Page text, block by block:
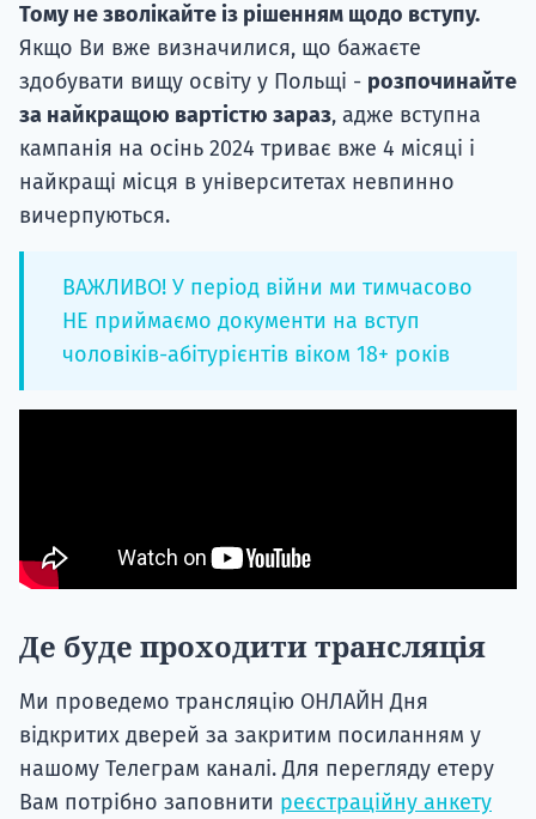
Тому не зволікайте із рішенням щодо вступу.
Якщо Ви вже визначилися, що бажаєте
здобувати вищу освіту у Польщі - розпочинайте
за найкращою вартістю зараз, адже вступна
кампанія на осінь 2024 триває вже 4 місяці і
найкращі місця в університетах невпинно
вичерпуються.
ВАЖЛИВО! У період війни ми тимчасово
НЕ приймаємо документи на вступ
чоловіків-абітурієнтів віком 18+ років
Де буде проходити трансляція
Ми проведемо трансляцію ОНЛАЙН Дня
відкритих дверей за закритим посиланням у
нашому Телеграм каналі. Для перегляду етеру
Вам потрібно заповнити реєстраційну анкету